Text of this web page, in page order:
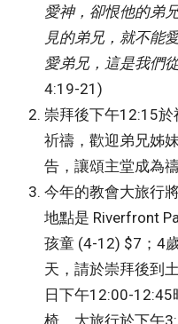
愛神，卻恨他的弟
見的弟兄，就不能
愛弟兄，這是我們
4:19-21)
崇拜後下午12:15
祈禱，歡迎弟兄姊
告，讓頌主堂成為
今年的教會大旅行
地點是 Riverfront
孩童 (4-12) $7；4
天，請於崇拜後到
日下午12:00-